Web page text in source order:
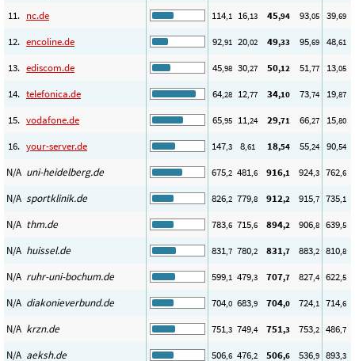
11. nc.de 114,1 16,13 45,94 93,05 39,69
12. encoline.de 92,91 20,02 49,33 95,69 48,61
13. ediscom.de 45,98 30,27 50,12 51,77 13,05
14. telefonica.de 64,28 12,77 34,10 73,74 19,87
15. vodafone.de 65,95 11,24 29,71 66,27 15,80
16. your-server.de 147,3 8,61 18,54 55,24 90,54
N/A uni-heidelberg.de 675,2 481,6 916,1 924,3 762,6
N/A sportklinik.de 826,2 779,8 912,2 915,7 735,1
N/A thm.de 783,6 715,6 894,2 906,8 639,5
N/A huissel.de 831,7 780,2 831,7 883,2 810,8
N/A ruhr-uni-bochum.de 599,1 479,3 707,7 827,4 622,5
N/A diakonieverbund.de 704,0 683,9 704,0 724,1 714,6
N/A krzn.de 751,3 749,4 751,3 753,2 486,7
N/A aeksh.de 506,6 476,2 506,6 536,9 893,3